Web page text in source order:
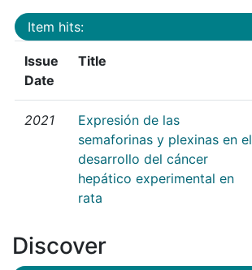
Item hits:
Issue
Date
Title
2021
Expresión de las
semaforinas y plexinas en el
desarrollo del cáncer
hepático experimental en
rata
Discover